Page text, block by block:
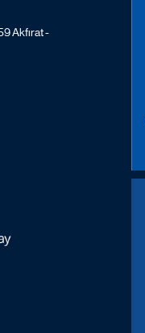
Akfırat -